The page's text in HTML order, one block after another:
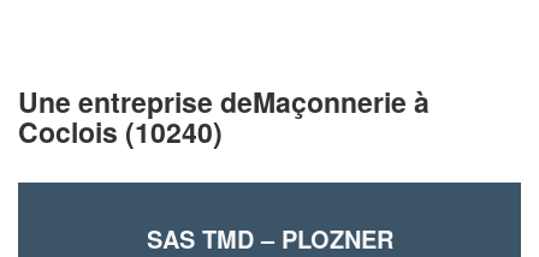
Une entreprise deMaçonnerie à
Coclois (10240)
SAS TMD – PLOZNER